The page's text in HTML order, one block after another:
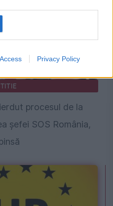
Privacy Policy
procesul de la
șefei SOS România,